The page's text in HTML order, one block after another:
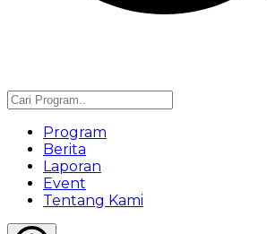
Program
Berita
Laporan
Event
Tentang Kami